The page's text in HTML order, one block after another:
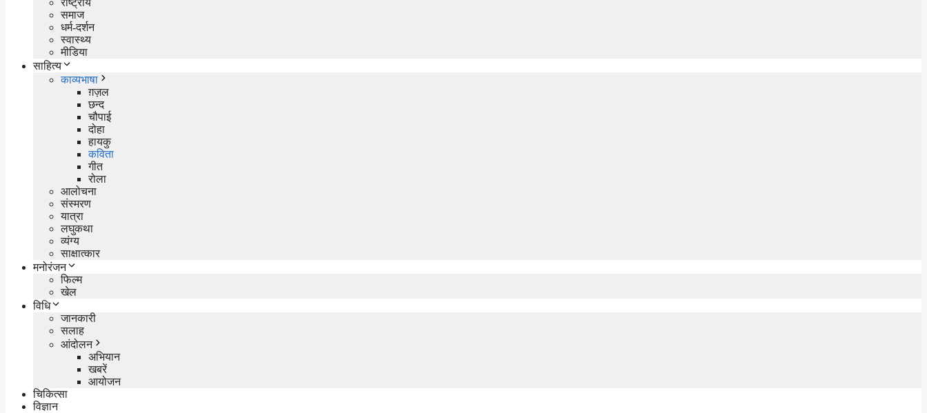
समाज
धर्म-दर्शन
स्वास्थ्य
मीडिया
साहित्य
काव्यभाषा
ग़ज़ल
छन्द
चौपाई
दोहा
हायकु
कविता
गीत
रोला
आलोचना
संस्मरण
यात्रा
लघुकथा
व्यंग्य
साक्षात्कार
मनोरंजन
फिल्म
खेल
विधि
जानकारी
सलाह
आंदोलन
अभियान
खबरें
आयोजन
चिकित्सा
विज्ञान